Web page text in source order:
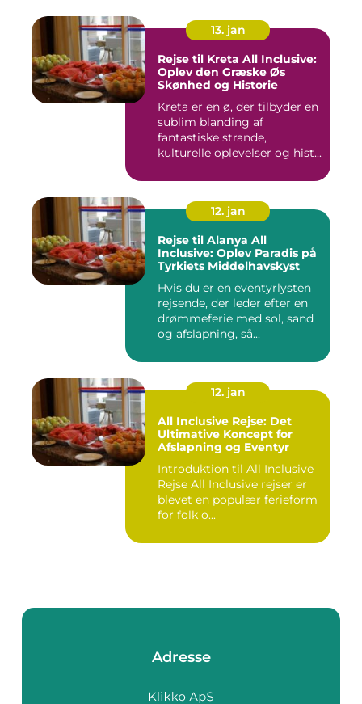
13. jan
Rejse til Kreta All Inclusive:
Oplev den Græske Øs
Skønhed og Historie
Kreta er en ø, der tilbyder en
sublim blanding af
fantastiske strande,
kulturelle oplevelser og hist...
12. jan
Rejse til Alanya All
Inclusive: Oplev Paradis på
Tyrkiets Middelhavskyst
Hvis du er en eventyrlysten
rejsende, der leder efter en
drømmeferie med sol, sand
og afslapning, så...
12. jan
All Inclusive Rejse: Det
Ultimative Koncept for
Afslapning og Eventyr
Introduktion til All Inclusive
Rejse All Inclusive rejser er
blevet en populær ferieform
for folk o...
Adresse